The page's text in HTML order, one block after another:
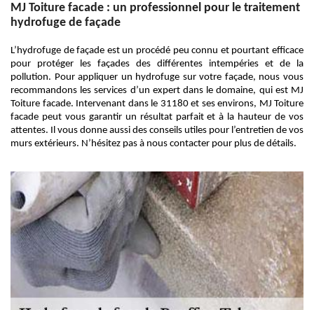
MJ Toiture facade : un professionnel pour le traitement
hydrofuge de façade
L’hydrofuge de façade est un procédé peu connu et pourtant efficace
pour protéger les façades des différentes intempéries et de la
pollution. Pour appliquer un hydrofuge sur votre façade, nous vous
recommandons les services d’un expert dans le domaine, qui est MJ
Toiture facade. Intervenant dans le 31180 et ses environs, MJ Toiture
facade peut vous garantir un résultat parfait et à la hauteur de vos
attentes. Il vous donne aussi des conseils utiles pour l’entretien de vos
murs extérieurs. N’hésitez pas à nous contacter pour plus de détails.